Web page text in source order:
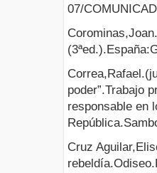
07/
poder”.Trabajo
responsable en
Cruz